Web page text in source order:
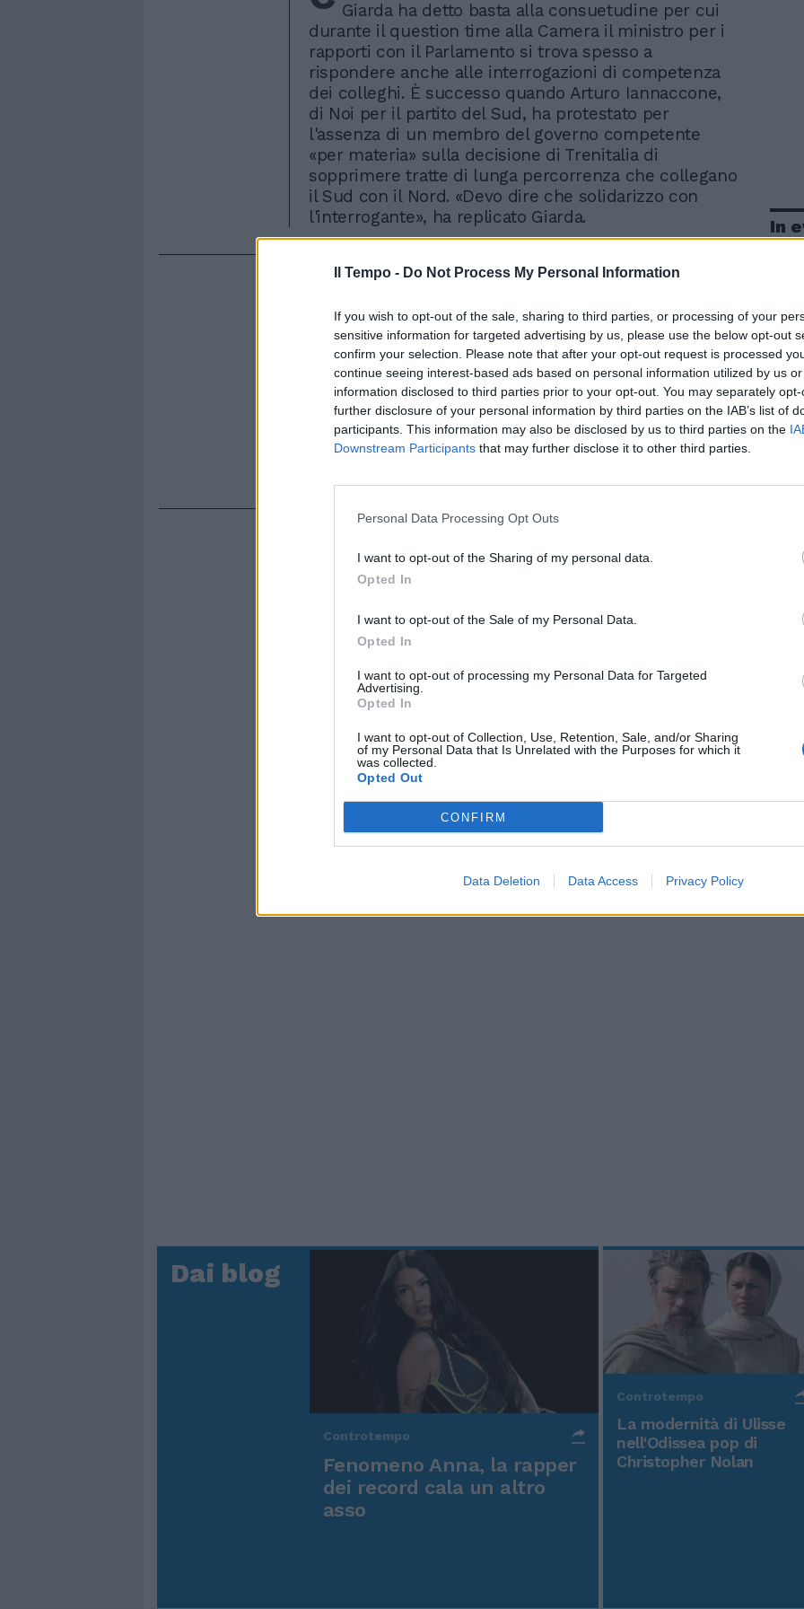
Il Tempo - Do Not Process My Personal Information
If you wish to opt-out of the sale, sharing to third parties, or processing of your
sensitive information for targeted advertising by us, please use the below opt-out
confirm your selection. Please note that after your opt-out request is processed
continue seeing interest-based ads based on personal information utilized by us
information disclosed to third parties prior to your opt-out. You may separately
further disclosure of your personal information by third parties on the IAB’s list of
participants. This information may also be disclosed by us to third parties on the
Downstream Participants that may further disclose it to other third parties.
Personal Data Processing Opt Outs
I want to opt-out of the Sharing of my personal data.
Opted In
I want to opt-out of the Sale of my Personal Data.
Opted In
I want to opt-out of processing my Personal Data for Targeted
Advertising.
Opted In
I want to opt-out of Collection, Use, Retention, Sale, and/or Sharing
of my Personal Data that Is Unrelated with the Purposes for which it
was collected.
Opted Out
CONFIRM
Data Deletion Data Access Privacy Policy
Giarda ha detto basta alla consuetudine per cui
durante il question time alla Camera il ministro per i
rapporti con il Parlamento si trova spesso a
rispondere anche alle interrogazioni di competenza
dei colleghi. È successo quando Arturo Iannaccone,
di Noi per il partito del Sud, ha protestato per
l'assenza di un membro del governo competente
«per materia» sulla decisione di Trenitalia di
sopprimere tratte di lunga percorrenza che collegano
il Sud con il Nord. «Devo dire che solidarizzo con
l'interrogante», ha replicato Giarda.
In
Trump, Meloni e la strategia
Dai blog
Controtempo
Fenomeno Anna, la rapper
dei record cala un altro
asso
Controtempo
La modernità di Ulisse
nell'Odissea pop di
Christopher Nolan